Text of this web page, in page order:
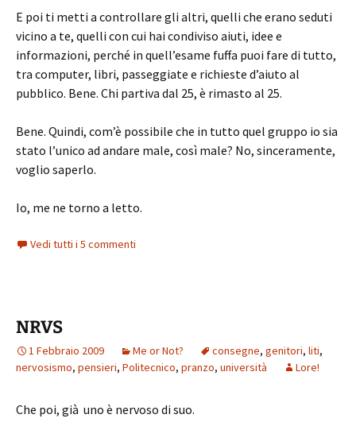
E poi ti metti a controllare gli altri, quelli che erano seduti
vicino a te, quelli con cui hai condiviso aiuti, idee e
informazioni, perché in quell’esame fuffa puoi fare di tutto,
tra computer, libri, passeggiate e richieste d’aiuto al
pubblico. Bene. Chi partiva dal 25, è rimasto al 25.
Bene. Quindi, com’è possibile che in tutto quel gruppo io sia
stato l’unico ad andare male, così male? No, sinceramente,
voglio saperlo.
Io, me ne torno a letto.
Vedi tutti i 5 commenti
NRVS
1 Febbraio 2009 Me or Not? consegne, genitori, liti,
nervosismo, pensieri, Politecnico, pranzo, università Lore!
Che poi, già uno è nervoso di suo.